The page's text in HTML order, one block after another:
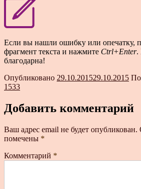
Если вы нашли ошибку или опечатку,
фрагмент текста и нажмите Ctrl+Enter.
благодарна!
Опубликовано 29.10.201529.10.2015
1533
Добавить комментарий
Ваш адрес email не будет опубликован.
помечены *
Комментарий *